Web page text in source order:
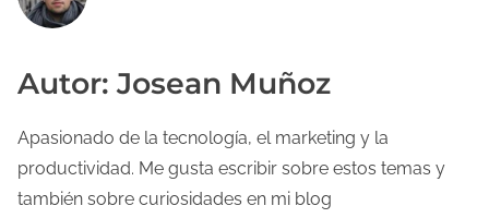
Autor: Josean Muñoz
Apasionado de la tecnología, el marketing y la
productividad. Me gusta escribir sobre estos temas y
también sobre curiosidades en mi blog